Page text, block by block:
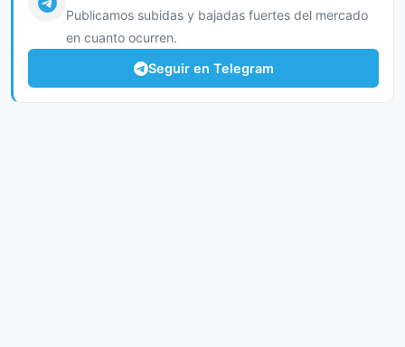
Publicamos subidas y bajadas fuertes del mercado
en cuanto ocurren.
Seguir en Telegram